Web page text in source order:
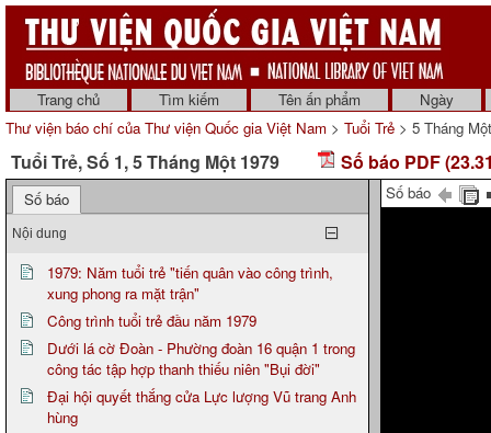
Trang chủ Tìm kiếm Tên ấn phẩm
Ngày
Thư viện báo chí của Thư viện Quốc gia Việt Nam > Tuổi Trẻ > 5 Tháng
Tuổi Trẻ, Số 1, 5 Tháng Một 1979 Số báo PDF
Số báo
Nội dung
1979: Năm tuổi trẻ "tiến quân vào công trình,
xung phong ra mặt trận"
Công trình tuổi trẻ đầu năm 1979
Dưới lá cờ Đoàn - Phường đoàn 16 quận 1 trong
công tác tập hợp thanh thiếu niên "Bụi đời"
Đại hội quyết thắng cửa Lực lượng Vũ trang Anh
hùng
Số báo